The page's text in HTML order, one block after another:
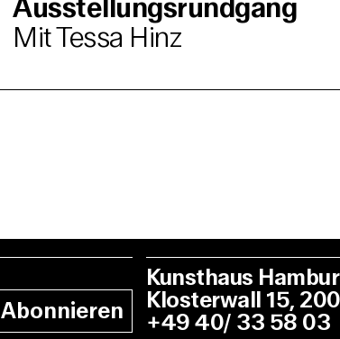
Ausstellungsrundgang
Mit Tessa Hinz
Abonnieren
Kunsthaus
Klosterwall 15,
+49 40/ 33 58 03